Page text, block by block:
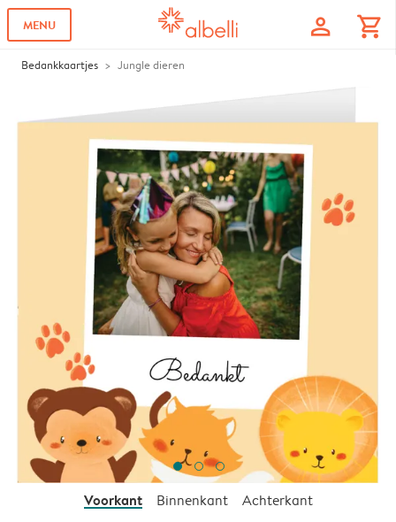
MENU profile shopping_cart
Bedankkaartjes Jungle dieren
Voorkant Binnenkant Achterkant